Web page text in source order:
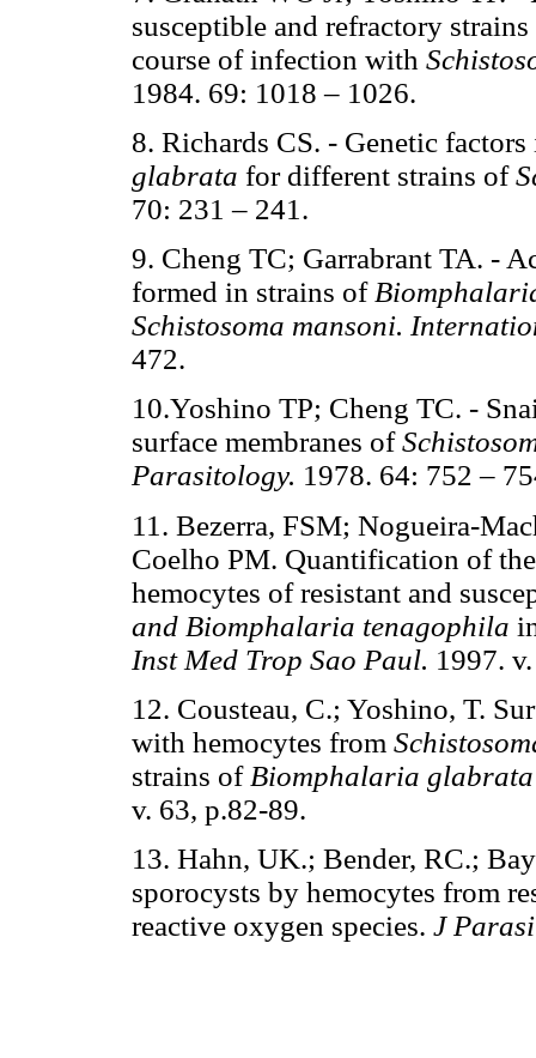
susceptible and refractory
course of infection with
1984. 69: 1018 – 1026.
8. Richards CS. - Genetic
glabrata for different strains of
70: 231 – 241.
9. Cheng TC; Garrabrant TA. -
formed in strains of
Schistosoma mansoni.
472.
10.Yoshino TP; Cheng TC. -
surface membranes of
Parasitology. 1978. 64: 752 –
11. Bezerra, FSM; Nogueira-
Coelho PM. Quantification of
hemocytes of resistant and
and Biomphalaria tenagophila
Inst Med Trop Sao Paul. 1997.
12. Cousteau, C.; Yoshino, T.
with hemocytes from
strains of Biomphalaria glabrata
v. 63, p.82-89.
13. Hahn, UK.; Bender, RC.;
sporocysts by hemocytes from
reactive oxygen species. J